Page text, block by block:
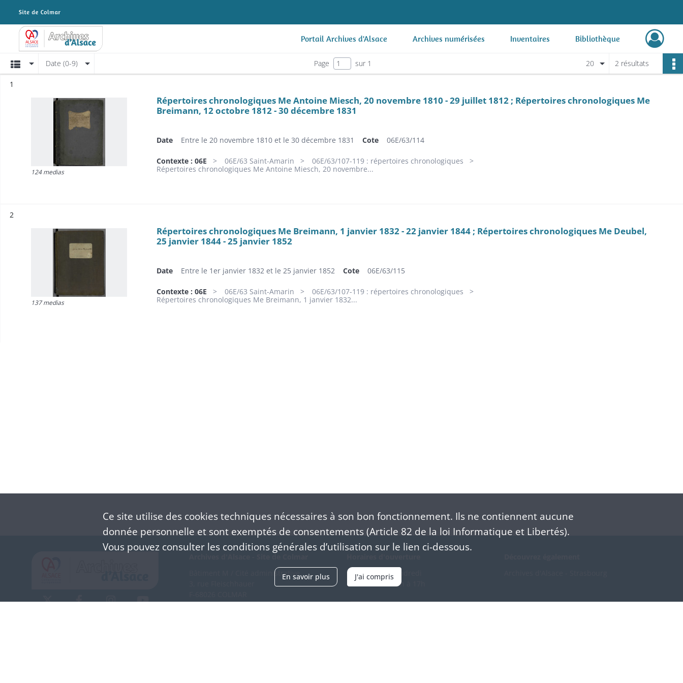
Archives Alsace - Colmar Portail Archives d'Alsace Archives numérisées Inventaires Bibliothèque
AffichageDate (0-9) Page sur 1 2 résultats
20
1
124 medias
Répertoires chronologiques Me Antoine Miesch, 20 novembre 1810 - 29 juillet 1812 ; Répertoires chronologiques Me
Breimann, 12 octobre 1812 - 30 décembre 1831
Date Entre le 20 novembre 1810 et le 30 décembre 1831 Cote 06E/63/114
Contexte : 06E 06E/63 Saint-Amarin
06E/63/107-119 : répertoires chronologiques
Répertoires chronologiques Me Antoine Miesch, 20 novembre...
2
137 medias
Répertoires chronologiques Me Breimann, 1 janvier 1832 - 22 janvier 1844 ; Répertoires chronologiques Me Deubel,
25 janvier 1844 - 25 janvier 1852
Date Entre le 1er janvier 1832 et le 25 janvier 1852 Cote 06E/63/115
Contexte : 06E 06E/63 Saint-Amarin
06E/63/107-119 : répertoires chronologiques
Répertoires chronologiques Me Breimann, 1 janvier 1832...
Bâtiment M / Cité administrative
(+33) 3 89 21 97 00
Du mardi au vendredi
en continu de 9h à 17h
Ce site utilise des cookiestechniques nécessaires à son bon fonctionnement. Ils ne contiennent aucune
donnée personnelle et sont exemptés de consentements (Article 82 de la loi Informatique et Libertés).
Vous pouvez consulter les conditions générales d’utilisation sur le lien ci-dessous.
En savoir plus J'ai compris